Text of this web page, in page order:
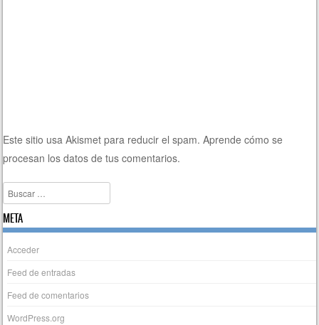
Este sitio usa Akismet para reducir el spam.Aprende cómo se
procesan los datos de tus comentarios.
Buscar
META
Acceder
Feed de entradas
Feed de comentarios
WordPress.org